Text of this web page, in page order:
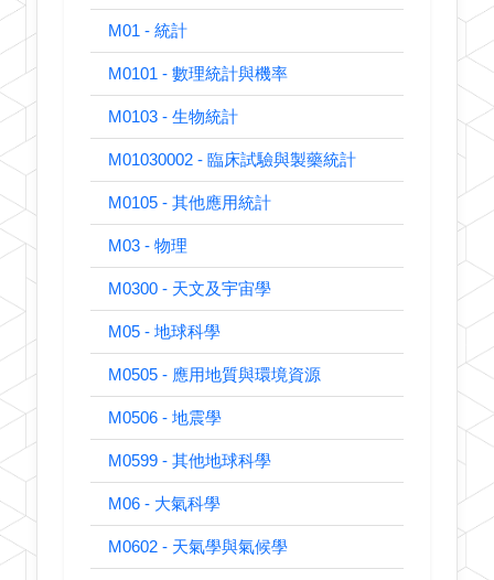
M01 - 統計
M0101 - 數理統計與機率
M0103 - 生物統計
M01030002 - 臨床試驗與製藥統計
M0105 - 其他應用統計
M03 - 物理
M0300 - 天文及宇宙學
M05 - 地球科學
M0505 - 應用地質與環境資源
M0506 - 地震學
M0599 - 其他地球科學
M06 - 大氣科學
M0602 - 天氣學與氣候學